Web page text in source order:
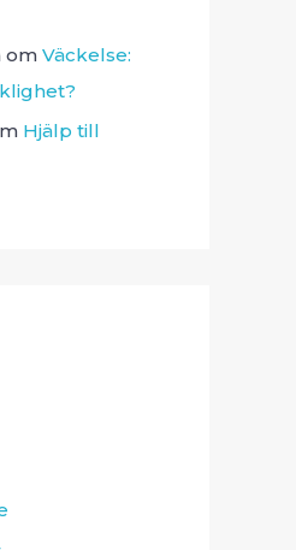
om Väckelse:
Hjälp till